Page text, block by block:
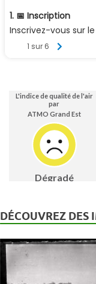
DÉCOUVREZ DES